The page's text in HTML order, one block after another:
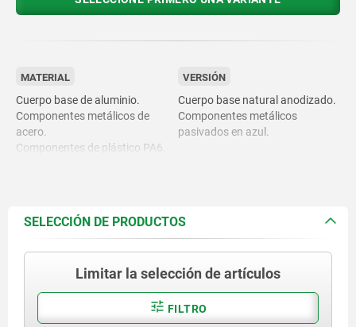
MATERIAL
Cuerpo base de aluminio.
Componentes metálicos de
acero.
Componentes de plástico PA6.
VERSIÓN
Cuerpo base natural anodizado.
Componentes metálicos
pasivados en azul.
SELECCIÓN DE PRODUCTOS
Limitar la selección de artículos
FILTRO